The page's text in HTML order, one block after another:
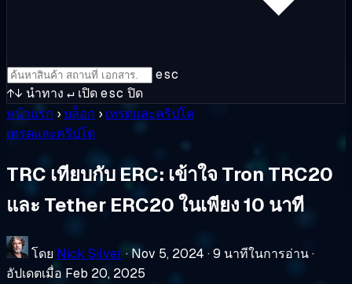
esc
↑↓ นำทาง ↵ เปิดesc ปิด
หน้าแรก ›บล็อก › เทรดและคริปโต
เทรดและคริปโต
TRC เทียบกับ ERC: เข้าใจ Tron TRC20
และ Tether ERC20 ในเพียง 10 นาที
โดย Nick Silver · Nov 5, 2024 ·9 นาทีในการอ่าน·
อัปเดตเมื่อ Feb 20, 2025